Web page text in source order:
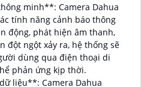
minh**: Camera Dahua
tính năng cảnh báo thông
động, phát hiện âm thanh,
đột ngột xảy ra, hệ thống sẽ
dùng qua điện thoại di
phản ứng kịp thời.
liệu**: Camera Dahua